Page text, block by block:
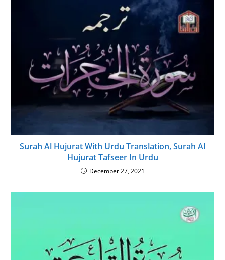
Surah Al Hujurat With Urdu Translation, Surah Al
Hujurat Tafseer In Urdu
December 27, 2021